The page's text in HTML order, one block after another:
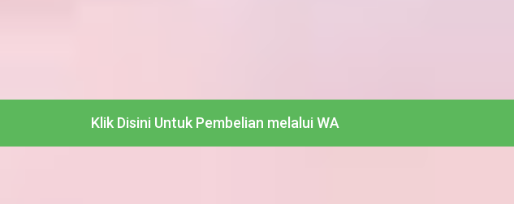
Klik Disini Untuk Pembelian melalui WA